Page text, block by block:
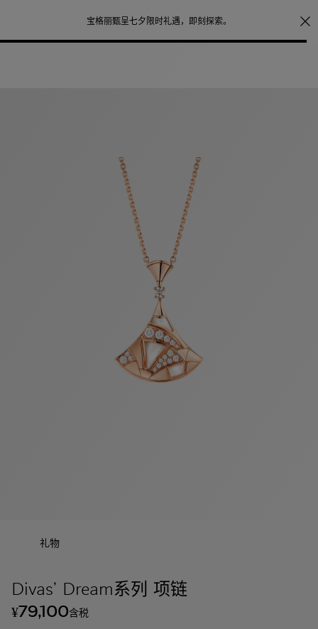
注册会员首次下单购买任意作品，可享受照片打印服务
击此处了解更多详情。
礼物
Divas’ Dream系列 项链
¥79,100含税